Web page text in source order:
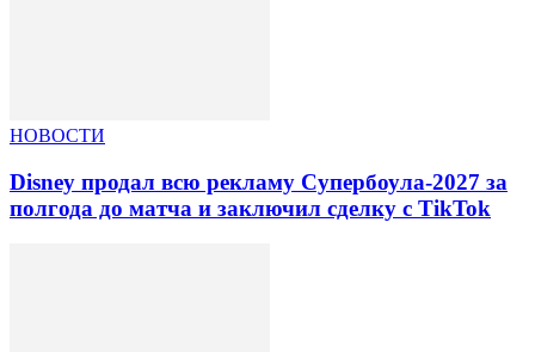
НОВОСТИ
Disney продал всю рекламу Супербоула-2027 за
полгода до матча и заключил сделку с TikTok